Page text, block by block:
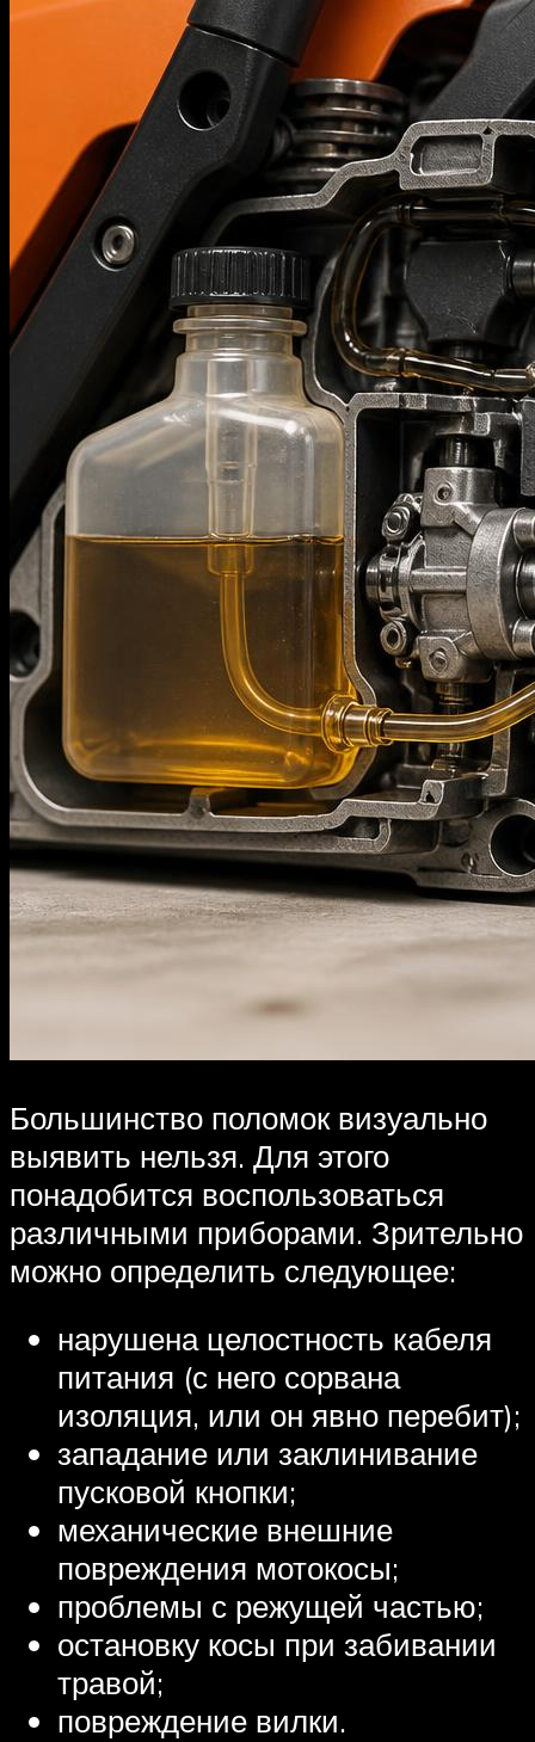
Большинство поломок визуально
выявить нельзя. Для этого
понадобится воспользоваться
различными приборами. Зрительно
можно определить следующее:
нарушена целостность кабеля
питания (с него сорвана
изоляция, или он явно перебит);
западание или заклинивание
пусковой кнопки;
механические внешние
повреждения мотокосы;
проблемы с режущей частью;
остановку косы при забивании
травой;
повреждение вилки.